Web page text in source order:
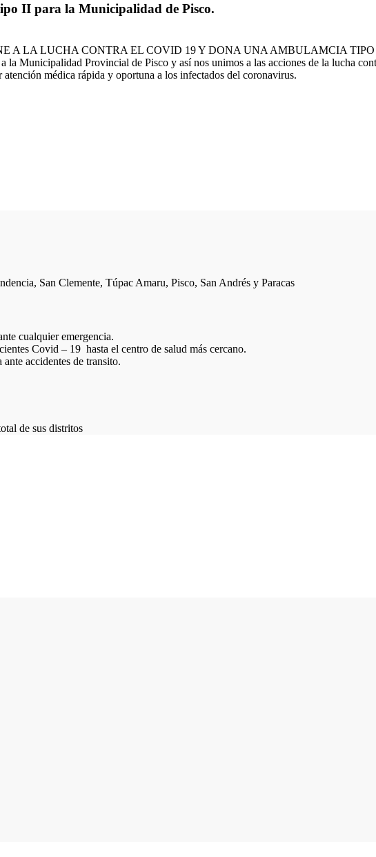
II para la Municipalidad de Pisco.
A LA LUCHA CONTRA EL COVID 19 Y DONA UNA AMBULAMCIA
la Municipalidad Provincial de Pisco y así nos unimos a las acciones de la lucha
médica rápida y oportuna a los infectados del coronavirus.
San Clemente, Túpac Amaru, Pisco, San Andrés y Paracas
cualquier emergencia.
Covid – 19 hasta el centro de salud más cercano.
accidentes de transito.
de sus distritos